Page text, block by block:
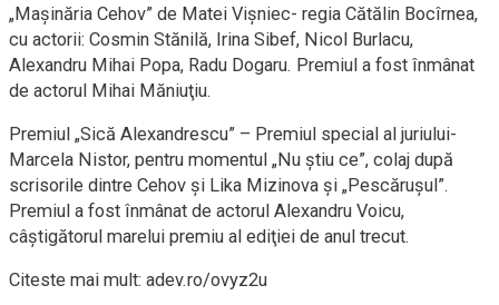
„Maşinăria Cehov” de Matei Vişniec- regia Cătălin Bocîrnea,
cu actorii: Cosmin Stănilă, Irina Sibef, Nicol Burlacu,
Alexandru Mihai Popa, Radu Dogaru. Premiul a fost înmânat
de actorul Mihai Măniuţiu.
Premiul „Sică Alexandrescu” – Premiul special al juriului-
Marcela Nistor, pentru momentul „Nu ştiu ce”, colaj după
scrisorile dintre Cehov şi Lika Mizinova şi „Pescăruşul”.
Premiul a fost înmânat de actorul Alexandru Voicu,
câştigătorul marelui premiu al ediţiei de anul trecut.
Citeste mai mult: adev.ro/ovyz2u